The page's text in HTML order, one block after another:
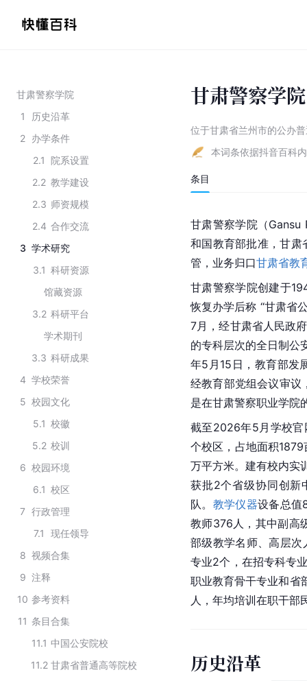
甘肃警察学院
1
历史沿革
2 办学条件
2.1 院系设置
2.2 教学建设
2.3 师资规模
2.4 合作交流
3 学术研究
3.1 科研资源
馆藏资源
3.2 科研平台
学术期刊
3.3 科研成果
4 学校荣誉
5 校园文化
5.1 校徽
5.2 校训
6 校园环境
6.1 校区
7 行政管理
7.1
现任领导
8 视频合集
9 注释
10 参考资料
11 条目合集
11.1 中国公安院校
11.2 甘肃省普通高等院校
甘肃警察学院
位于甘肃省兰州市的公办
本词条依据抖音百科
条目
甘肃警察学院（
和国教育部批准，甘肃
管，业务归口甘肃省教
甘肃警察学院创建于
恢复办学后称 “甘肃省
7月，经甘肃省人民政
的专科层次的全日制公
年5月15日，教育部发
经教育部党组会议审议
是在甘肃警察职业学院
截至2026年5月学校官
个校区，占地面积
万平方米。建有校内实
获批2个省级协同创新
队。 教学仪器设备总值
教师376人，其中副高
部级教学名师、高层
专业2个，在招专科专
职业教育骨干专业和省
人，年均培训在职干部
历史沿革